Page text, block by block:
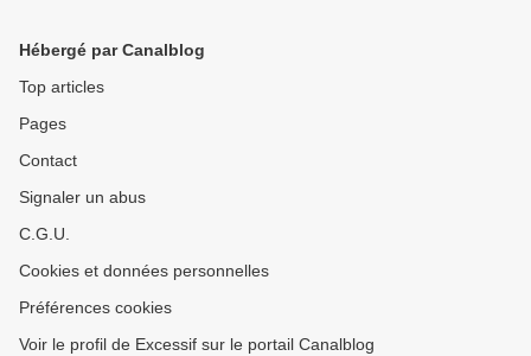
Hébergé par Canalblog
Top articles
Pages
Contact
Signaler un abus
C.G.U.
Cookies et données personnelles
Préférences cookies
Voir le profil de Excessif sur le portail Canalblog